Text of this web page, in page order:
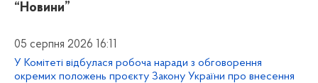
“Новини”
05 серпня 2026 16:11
У Комітеті відбулася робоча наради з обговорення
окремих положень проєкту Закону України про внесення